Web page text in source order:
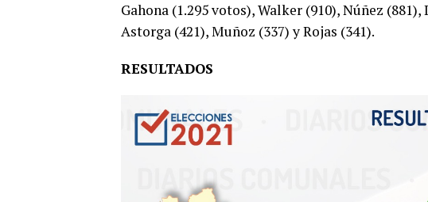
Gahona (1.295 votos), Walker (910), Núñez
Astorga (421), Muñoz (337) y Rojas (341).
RESULTADOS